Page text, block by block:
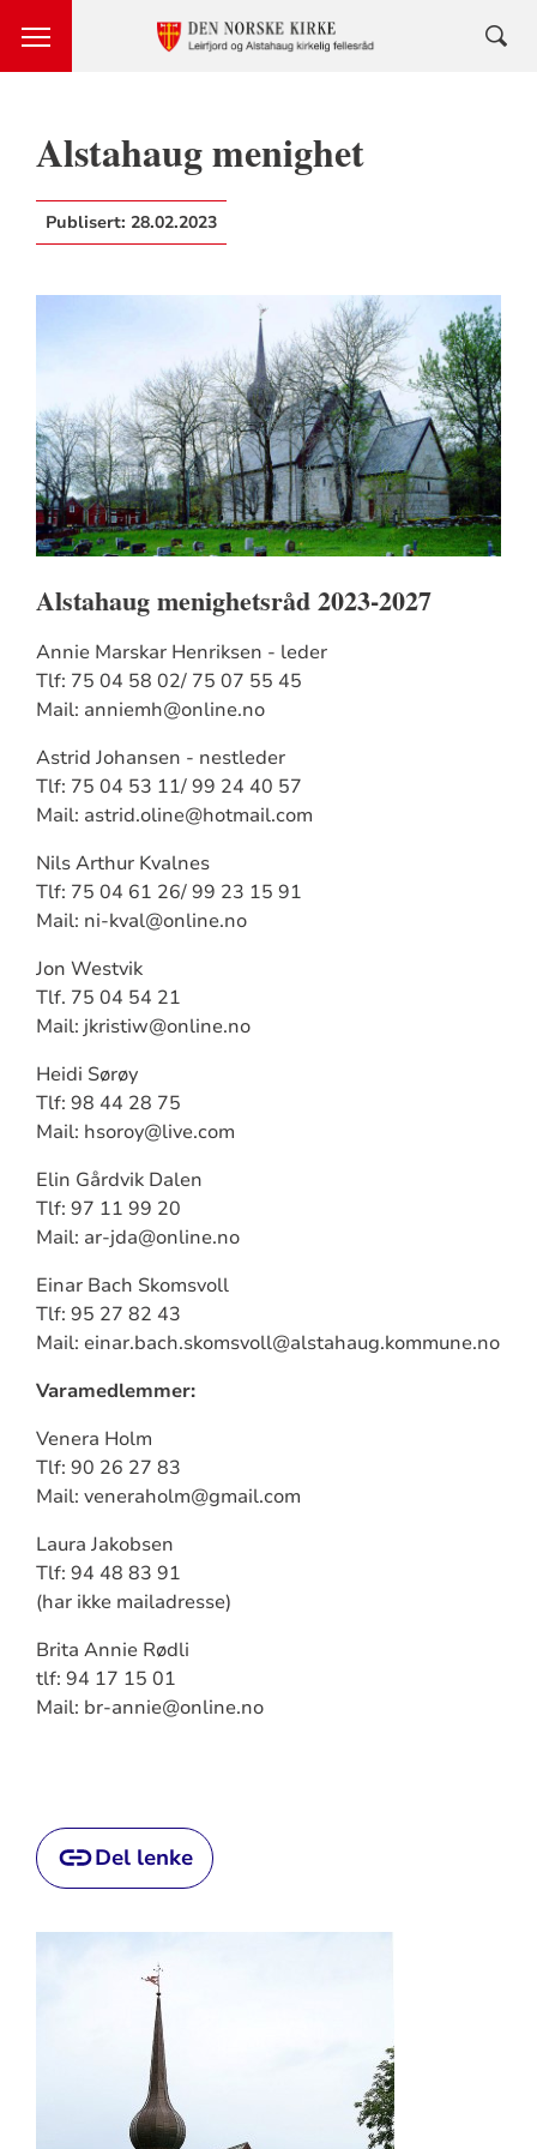
Alstahaug menighet
Publisert: 28.02.2023
Alstahaug menighetsråd 2023-2027
Annie Marskar Henriksen - leder
Tlf: 75 04 58 02/ 75 07 55 45
Mail: anniemh@online.no
Astrid Johansen - nestleder
Tlf: 75 04 53 11/ 99 24 40 57
Mail: astrid.oline@hotmail.com
Nils Arthur Kvalnes
Tlf: 75 04 61 26/ 99 23 15 91
Mail: ni-kval@online.no
Jon Westvik
Tlf. 75 04 54 21
Mail: jkristiw@online.no
Heidi Sørøy
Tlf: 98 44 28 75
Mail: hsoroy@live.com
Elin Gårdvik Dalen
Tlf: 97 11 99 20
Mail: ar-jda@online.no
Einar Bach Skomsvoll
Tlf: 95 27 82 43
Mail: einar.bach.skomsvoll@alstahaug.kommune.no
Varamedlemmer:
Venera Holm
Tlf: 90 26 27 83
Mail: veneraholm@gmail.com
Laura Jakobsen
Tlf: 94 48 83 91
(har ikke mailadresse)
Brita Annie Rødli
tlf: 94 17 15 01
Mail: br-annie@online.no
Del lenke